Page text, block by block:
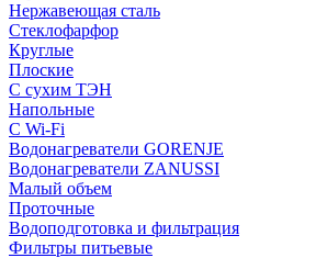
Нержавеющая сталь
Стеклофарфор
Круглые
Плоские
С сухим ТЭН
Напольные
С Wi-Fi
Водонагреватели GORENJE
Водонагреватели ZANUSSI
Малый объем
Проточные
Водоподготовка и фильтрация
Фильтры питьевые